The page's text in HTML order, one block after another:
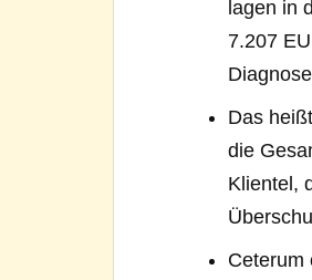
lagen in
7.207
Das
die
Klientel,
Ceterum